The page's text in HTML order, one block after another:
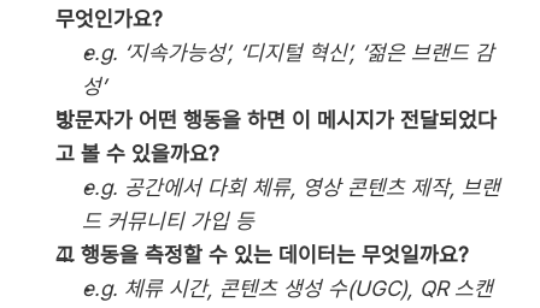
무엇인가요?
e.g. ‘지속가능성’, ‘디지털 혁신’, ‘젊은 브랜드 감
성’
방문자가 어떤 행동을 하면 이 메시지가 전달되었다
고 볼 수 있을까요?
e.g. 공간에서 다회 체류, 영상 콘텐츠 제작, 브랜
드 커뮤니티 가입 등
그 행동을 측정할 수 있는 데이터는 무엇일까요?
e.g. 체류 시간, 콘텐츠 생성 수(UGC), QR 스캔